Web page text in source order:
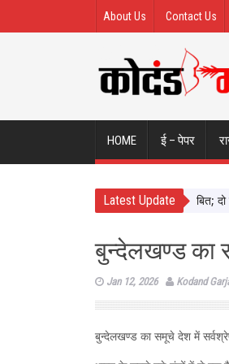
About Us Contact Us
HOME ई – पेपर
Latest Update
में दिखाई सख्ती, 3 अधिकारी निलंबित; दो की
बुन्देलखण्ड का
Jan 12, 2026 Kodand
बुन्देलखण्ड का समूचे देश में